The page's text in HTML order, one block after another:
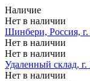
Наличие
Нет в наличии
Шинбери, Россия,
Нет в наличии
Нет в наличии
Удаленный склад, г.
Нет в наличии